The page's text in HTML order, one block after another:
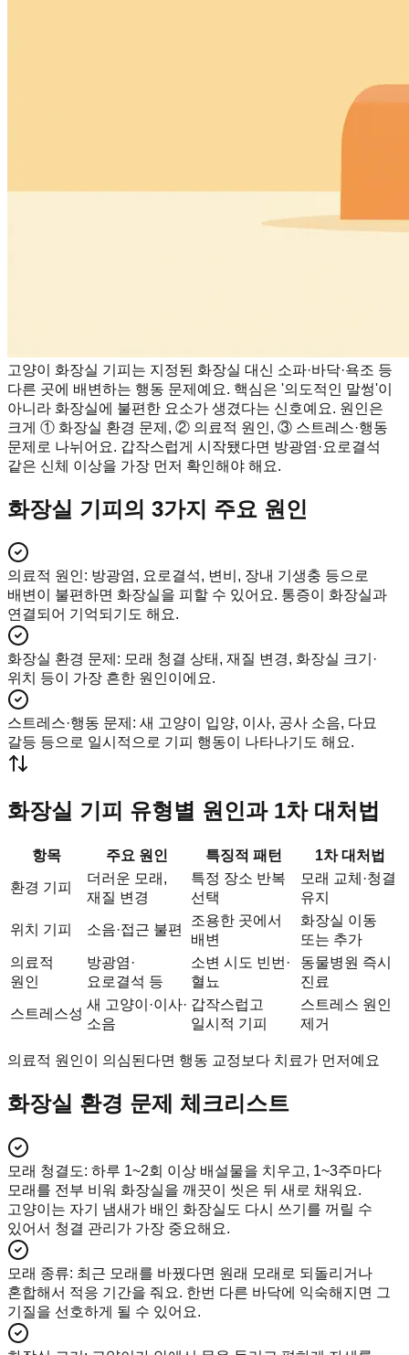
고양이 화장실 기피는 지정된 화장실 대신 소파·바닥·욕조 등
다른 곳에 배변하는 행동 문제예요. 핵심은 '의도적인 말썽'이
아니라 화장실에 불편한 요소가 생겼다는 신호예요. 원인은
크게 ① 화장실 환경 문제, ② 의료적 원인, ③ 스트레스·행동
문제로 나뉘어요. 갑작스럽게 시작됐다면 방광염·요로결석
같은 신체 이상을 가장 먼저 확인해야 해요.
화장실 기피의 3가지 주요 원인
의료적 원인: 방광염, 요로결석, 변비, 장내 기생충 등으로
배변이 불편하면 화장실을 피할 수 있어요. 통증이 화장실과
연결되어 기억되기도 해요.
화장실 환경 문제 : 모래 청결 상태, 재질 변경, 화장실 크기·
위치 등이 가장 흔한 원인이에요.
스트레스·행동 문제 : 새 고양이 입양, 이사, 공사 소음, 다묘
갈등 등으로 일시적으로 기피 행동이 나타나기도 해요.
화장실 기피 유형별 원인과 1차 대처법
항목 주요 원인 특징적 패턴 1차 대처법
환경 기피
더러운 모래,
재질 변경
특정 장소 반복
선택
모래 교체·청결
유지
위치 기피 소음·접근 불편
조용한 곳에서
배변
화장실 이동
또는 추가
의료적
원인
방광염·
요로결석 등
소변 시도 빈번·
혈뇨
동물병원 즉시
진료
스트레스성
새 고양이·이사·
소음
갑작스럽고
일시적 기피
스트레스 원인
제거
의료적 원인이 의심된다면 행동 교정보다 치료가 먼저예요
화장실 환경 문제 체크리스트
모래 청결도: 하루 1~2회 이상 배설물을 치우고, 1~3주마다
모래를 전부 비워 화장실을 깨끗이 씻은 뒤 새로 채워요.
고양이는 자기 냄새가 배인 화장실도 다시 쓰기를 꺼릴 수
있어서 청결 관리가 가장 중요해요.
모래 종류: 최근 모래를 바꿨다면 원래 모래로 되돌리거나
혼합해서 적응 기간을 줘요. 한번 다른 바닥에 익숙해지면 그
기질을 선호하게 될 수 있어요.